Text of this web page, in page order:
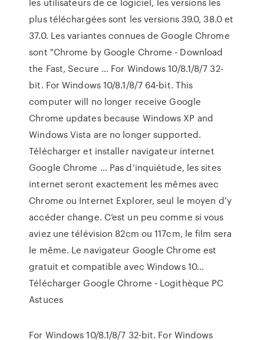
plus téléchargées sont les versions 39.0, 38.0 et
37.0. Les variantes connues de Google Chrome
sont "Chrome by Google Chrome - Download
the Fast, Secure … For Windows 10/8.1/8/7 32-
bit. For Windows 10/8.1/8/7 64-bit. This
computer will no longer receive Google
Chrome updates because Windows XP and
Windows Vista are no longer supported.
Télécharger et installer navigateur internet
Google Chrome ... Pas d’inquiétude, les sites
internet seront exactement les mêmes avec
Chrome ou Internet Explorer, seul le moyen d’y
accéder change. C’est un peu comme si vous
aviez une télévision 82cm ou 117cm, le film sera
le même. Le navigateur Google Chrome est
gratuit et compatible avec Windows 10…
Télécharger Google Chrome - Logithèque PC
Astuces
For Windows 10/8.1/8/7 32-bit. For Windows